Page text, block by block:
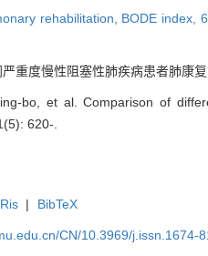
rehabilitation, BODE index,
重度慢性阻塞性肺疾病患者肺康
bo, et al. Comparison of
620-.
Ris | BibTeX
CN/10.3969/j.issn.1674-